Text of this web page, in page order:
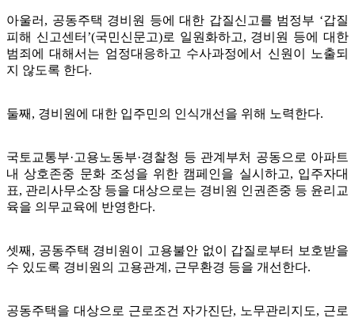
아울러, 공동주택 경비원 등에 대한 갑질신고를 범정부 ‘갑질
피해 신고센터’(국민신문고)로 일원화하고, 경비원 등에 대한
범죄에 대해서는 엄정대응하고 수사과정에서 신원이 노출되
지 않도록 한다.
둘째, 경비원에 대한 입주민의 인식개선을 위해 노력한다.
국토교통부·고용노동부·경찰청 등 관계부처 공동으로 아파트
내 상호존중 문화 조성을 위한 캠페인을 실시하고, 입주자대
표, 관리사무소장 등을 대상으로는 경비원 인권존중 등 윤리교
육을 의무교육에 반영한다.
셋째, 공동주택 경비원이 고용불안 없이 갑질로부터 보호받을
수 있도록 경비원의 고용관계, 근무환경 등을 개선한다.
공동주택을 대상으로 근로조건 자가진단, 노무관리지도, 근로